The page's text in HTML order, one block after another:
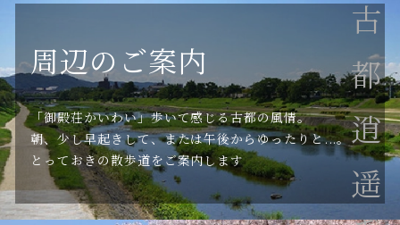
周辺のご案内 古都逍遥
「御殿荘かいわい」歩いて感じる古都の風情。
朝、少し早起きして、または午後からゆったりと...。
とっておきの散歩道をご案内します